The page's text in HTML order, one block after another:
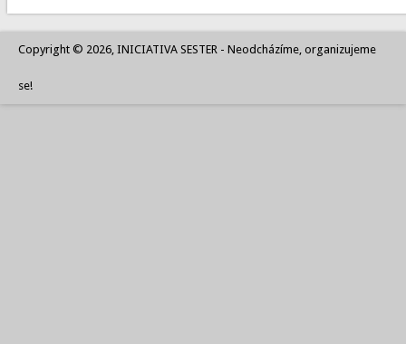
Copyright © 2026, INICIATIVA SESTER - Neodcházíme, organizujeme
se!